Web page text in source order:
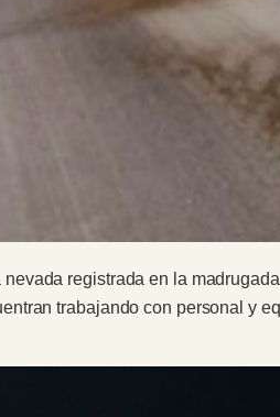
registrada en la
trabajando con personal y